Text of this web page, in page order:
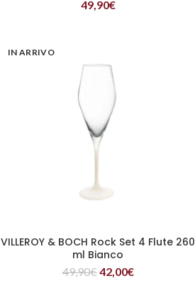
49,90€
IN ARRIVO
LEGGI TUTTO
VILLEROY & BOCH Rock Set 4 Flute 260
ml Bianco
49,90€42,00€